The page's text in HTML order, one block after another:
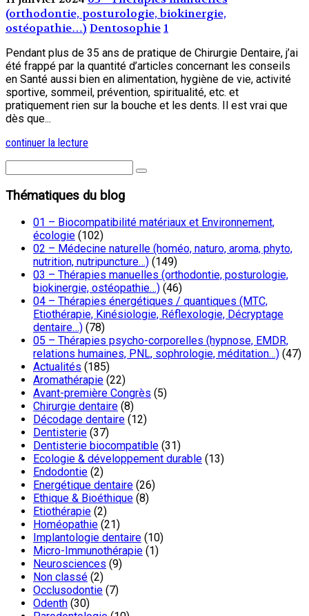
(orthodontie, posturologie, biokinergie,
ostéopathie…) Dentosophie 1
Pendant plus de 35 ans de pratique de Chirurgie Dentaire, j’ai
été frappé par la quantité d’articles concernant les conseils
en Santé aussi bien en alimentation, hygiène de vie, activité
sportive, sommeil, prévention, spiritualité, etc. et
pratiquement rien sur la bouche et les dents. Il est vrai que
dès que...
continuer la lecture
Thématiques du blog
01 – Biocompatibilité matériaux et Environnement,
écologie (102)
02 – Médecine naturelle (homéo, naturo, aroma, phyto,
nutrition, nutripuncture…) (149)
03 – Thérapies manuelles (orthodontie, posturologie,
biokinergie, ostéopathie…) (46)
04 – Thérapies énergétiques / quantiques (MTC,
Etiothérapie, Kinésiologie, Réflexologie, Décryptage
dentaire…) (78)
05 – Thérapies psycho-corporelles (hypnose, EMDR,
relations humaines, PNL, sophrologie, méditation…) (47)
Actualités (185)
Aromathérapie (22)
Avant-première Congrès (5)
Chirurgie dentaire (8)
Décodage dentaire (12)
Dentisterie (37)
Dentisterie biocompatible (31)
Ecologie & développement durable (13)
Endodontie (2)
Energétique dentaire (26)
Ethique & Bioéthique (8)
Etiothérapie (2)
Homéopathie (21)
Implantologie dentaire (10)
Micro-Immunothérapie (1)
Neurosciences (9)
Non classé (2)
Occlusodontie (7)
Odenth (30)